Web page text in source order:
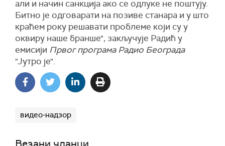
али и начин санкција ако се одлуке не поштују.
Битно је одговарати на позиве станара и у што
краћем року решавати проблеме који су у
оквиру наше бранше", закључује Радић у
емисији Првог програма Радио Београда
"Јутро је".
видео-надзор